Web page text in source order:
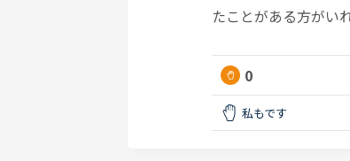
たことがある方がい
0
私もです